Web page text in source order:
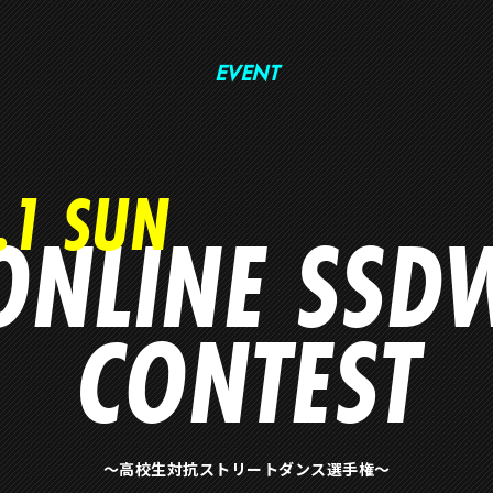
EVENT
SUN
CONTEST
〜高校生対抗ストリートダンス選手権〜